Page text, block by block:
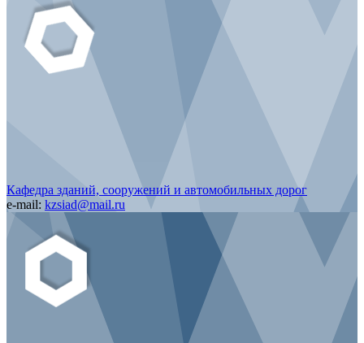
Кафедра зданий, сооружений и автомобильных дорог
e-mail: kzsiad@mail.ru